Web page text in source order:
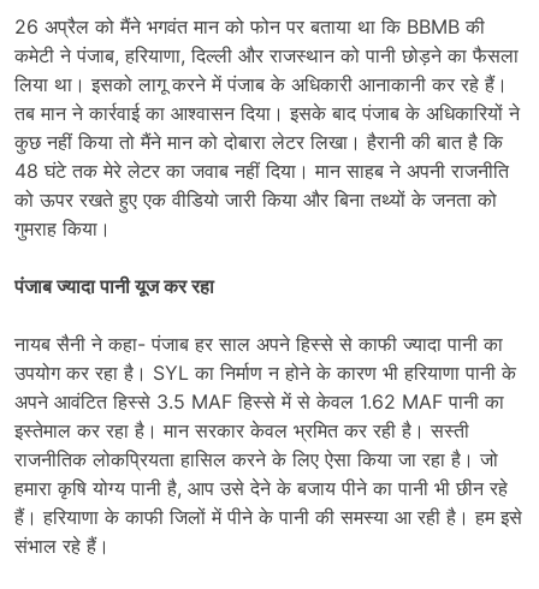
26 अप्रैल को मैंने भगवंत मान को फोन पर बताया था कि BBMB की
कमेटी ने पंजाब, हरियाणा, दिल्ली और राजस्थान को पानी छोड़ने का फैसला
लिया था। इसको लागू करने में पंजाब के अधिकारी आनाकानी कर रहे हैं।
तब मान ने कार्रवाई का आश्वासन दिया। इसके बाद पंजाब के अधिकारियों ने
कुछ नहीं किया तो मैंने मान को दोबारा लेटर लिखा। हैरानी की बात है कि
48 घंटे तक मेरे लेटर का जवाब नहीं दिया। मान साहब ने अपनी राजनीति
को ऊपर रखते हुए एक वीडियो जारी किया और बिना तथ्यों के जनता को
गुमराह किया।
पंजाब ज्यादा पानी यूज कर रहा
नायब सैनी ने कहा- पंजाब हर साल अपने हिस्से से काफी ज्यादा पानी का
उपयोग कर रहा है। SYL का निर्माण न होने के कारण भी हरियाणा पानी के
अपने आवंटित हिस्से 3.5 MAF हिस्से में से केवल 1.62 MAF पानी का
इस्तेमाल कर रहा है। मान सरकार केवल भ्रमित कर रही है। सस्ती
राजनीतिक लोकप्रियता हासिल करने के लिए ऐसा किया जा रहा है। जो
हमारा कृषि योग्य पानी है, आप उसे देने के बजाय पीने का पानी भी छीन रहे
हैं। हरियाणा के काफी जिलों में पीने के पानी की समस्या आ रही है। हम इसे
संभाल रहे हैं।